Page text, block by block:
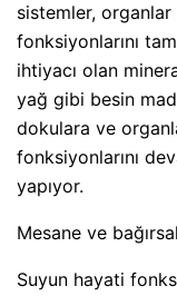
sistemler,
fonksiyonlarını
ihtiyacı olan
yağ gibi besin
dokulara ve
fonksiyonlarını
yapıyor.
Mesane ve
Suyun hayati